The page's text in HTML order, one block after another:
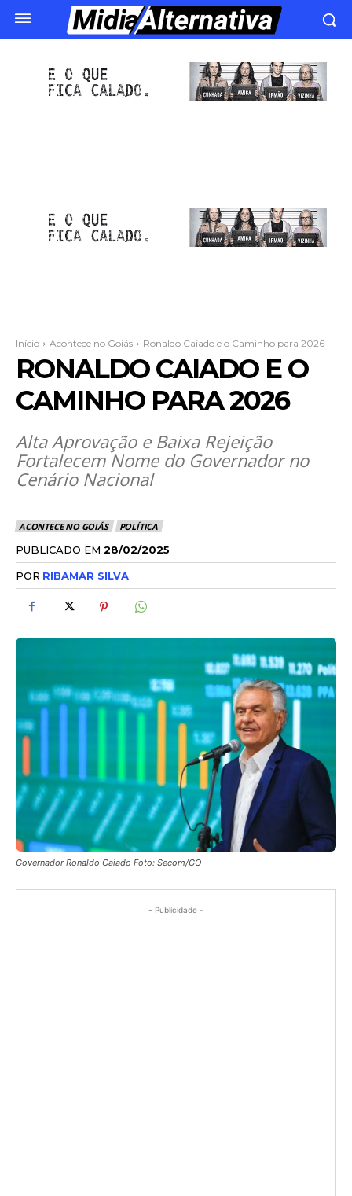
Início Acontece no Goiás Ronaldo Caiado e o Caminho para 2026
RONALDO CAIADO E O
CAMINHO PARA 2026
Alta Aprovação e Baixa Rejeição
Fortalecem Nome do Governador no
Cenário Nacional
ACONTECE NO GOIÁS POLÍTICA
PUBLICADO EM 28/02/2025
POR RIBAMAR SILVA
Governador Ronaldo Caiado Foto: Secom/GO
- Publicidade -